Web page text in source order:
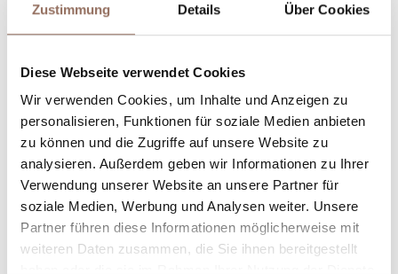
Zustimmung Details Über Cookies
Diese Webseite verwendet Cookies
Wir verwenden Cookies, um Inhalte und Anzeigen zu
personalisieren, Funktionen für soziale Medien anbieten
zu können und die Zugriffe auf unsere Website zu
analysieren. Außerdem geben wir Informationen zu Ihrer
Verwendung unserer Website an unsere Partner für
soziale Medien, Werbung und Analysen weiter. Unsere
Partner führen diese Informationen möglicherweise mit
weiteren Daten zusammen, die Sie ihnen bereitgestellt
Beds number:
Dein Urlaub
Plane, wo du übernachtest und isst, was du in jedem
Winkel des Langhe Monferrato Roero unternehmen
willst, mit einem Blick aufs Wetter in Echtzeit.